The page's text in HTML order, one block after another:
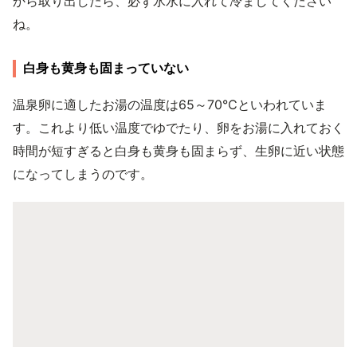
ね。
白身も黄身も固まっていない
温泉卵に適したお湯の温度は65～70℃といわれていま
す。これより低い温度でゆでたり、卵をお湯に入れておく
時間が短すぎると白身も黄身も固まらず、生卵に近い状態
になってしまうのです。